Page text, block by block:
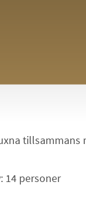
tillsammans
14 personer